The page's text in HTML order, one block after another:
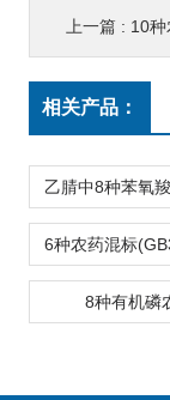
上一篇 : 10种
相关产品：
8种有机磷